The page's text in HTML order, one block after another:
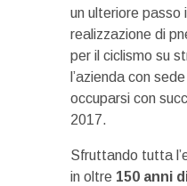
un ulteriore passo
realizzazione di
per il ciclismo su
l’azienda con
occuparsi con
2017.
Sfruttando tutta
in oltre 150 anni